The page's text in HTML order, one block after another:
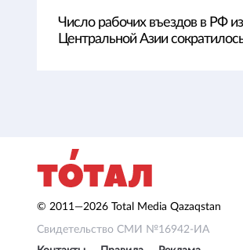
Число рабочих въездов в РФ
Центральной Азии
© 2011—2026 Total Media Qazaqstan
Свидетельство СМИ №16942-ИА